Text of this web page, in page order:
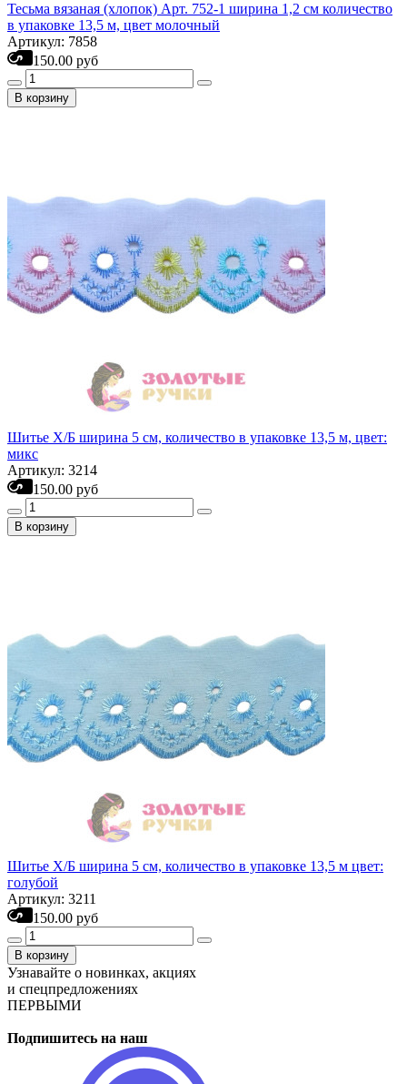
Тесьма вязаная (хлопок) Арт. 752-1 ширина 1,2 см количество
в упаковке 13,5 м, цвет молочный
Артикул: 7858
150.00 руб
В корзину
Шитье Х/Б ширина 5 см, количество в упаковке 13,5 м, цвет:
микс
Артикул: 3214
150.00 руб
В корзину
Шитье Х/Б ширина 5 см, количество в упаковке 13,5 м цвет:
голубой
Артикул: 3211
150.00 руб
В корзину
Узнавайте о новинках, акциях
и спецпредложениях
ПЕРВЫМИ
Подпишитесь на наш